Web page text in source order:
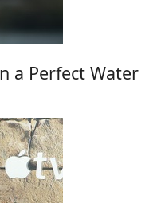
a Perfect Water